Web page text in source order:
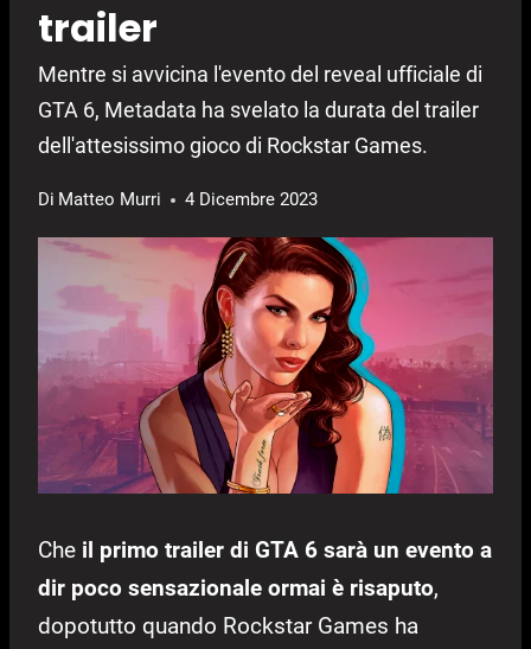
trailer
Mentre si avvicina l'evento del reveal ufficiale di
GTA 6, Metadata ha svelato la durata del trailer
dell'attesissimo gioco di Rockstar Games.
Di Matteo Murri 4 Dicembre 2023
Che il primo trailer di GTA 6 sarà un evento a
dir poco sensazionale ormai è risaputo,
dopotutto quando Rockstar Games ha